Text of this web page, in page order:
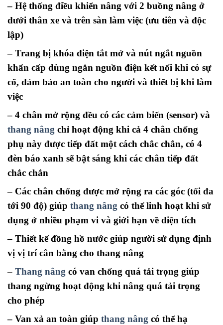
– Hệ thống điều khiển nâng với 2 buồng nâng ở
dưới thân xe và trên sàn làm việc (ưu tiên và độc
lập)
– Trang bị khóa điện tắt mở và nút ngắt nguồn
khẩn cấp dùng ngắn nguồn điện kết nối khi có sự
cố, đảm bảo an toàn cho người và thiết bị khi làm
việc
– 4 chân mở rộng đều có các cảm biến (sensor) và
thang nâng chỉ hoạt động khi cả 4 chân chống
phụ này được tiếp đất một cách chắc chắn, có 4
đèn báo xanh sẽ bật sáng khi các chân tiếp đất
chắc chắn
– Các chân chống được mở rộng ra các góc (tối đa
tới 90 độ) giúp thang nâng có thể linh hoạt khi sử
dụng ở nhiều phạm vi và giới hạn về diện tích
– Thiết kế đồng hồ nước giúp người sử dụng định
vị vị trí cân bằng cho thang nâng
– Thang nâng có van chống quá tải trọng giúp
thang ngừng hoạt động khi nâng quá tải trọng
cho phép
– Van xả an toàn giúp thang nâng có thể hạ